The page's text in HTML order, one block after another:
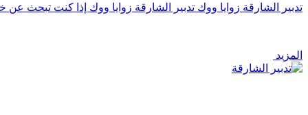
تدبير الشارقة زوايا ووك تدبير الشارقة زوايا ووك إذا كنت تبحث
المزيد